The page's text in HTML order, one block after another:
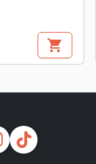
shopping_cart
tiktok